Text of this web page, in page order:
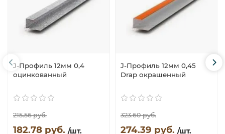
J-Профиль 12мм 0,4
оцинкованный
215.56 руб.
182.78 руб. /шт.
J-Профиль 12мм 0,45
Drap окрашенный
323.60 руб.
274.39 руб. /шт.